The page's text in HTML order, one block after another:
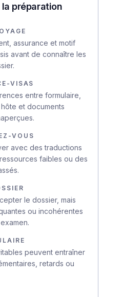
préparation
assurance et motif
avant de connaître les
VISAS
entre formulaire,
et documents
VOUS
avec des traductions
faibles ou des
le dossier, mais
ou incohérentes
peuvent entraîner
retards ou